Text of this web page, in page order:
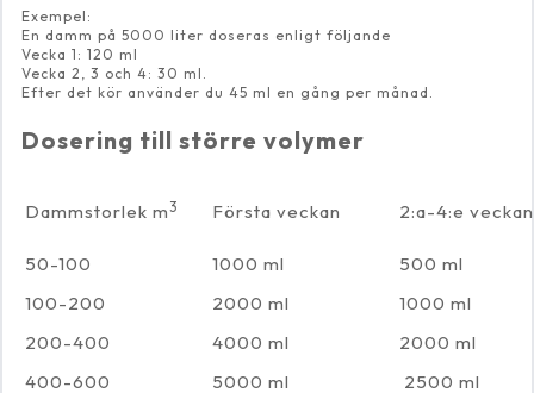
Exempel:
En damm på 5000 liter doseras enligt följande
Vecka 1: 120 ml
Vecka 2, 3 och 4: 30 ml.
Efter det kör använder du 45 ml en gång per månad.
Dosering till större volymer
Dammstorlek m3 Första veckan 2:a-4:e veckan
50-100 1000 ml
500 ml
100-200
2000 ml
1000 ml
200-400
4000 ml
2000 ml
400-600
5000 ml 2500 ml